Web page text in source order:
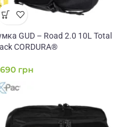
GUD – Road 2.0 10L Total
CORDURA®
грн